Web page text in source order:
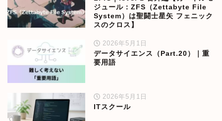
ジュール：ZFS（Zettabyte File
System）は聖闘士星矢 フェニック
スのクロス】
2026年5月1日
データサイエンス（Part.20）｜重
要用語
2026年5月1日
ITスクール